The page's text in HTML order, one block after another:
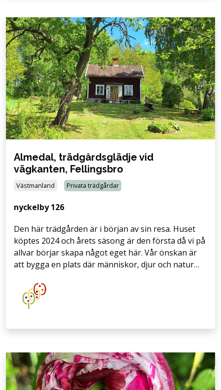
Almedal, trädgårdsglädje vid
vägkanten, Fellingsbro
Västmanland Privata trädgårdar
nyckelby 126
Den här trädgården är i början av sin resa. Huset
köptes 2024 och årets säsong är den första då vi på
allvar börjar skapa något eget här. Vår önskan är
att bygga en plats där människor, djur och natur…